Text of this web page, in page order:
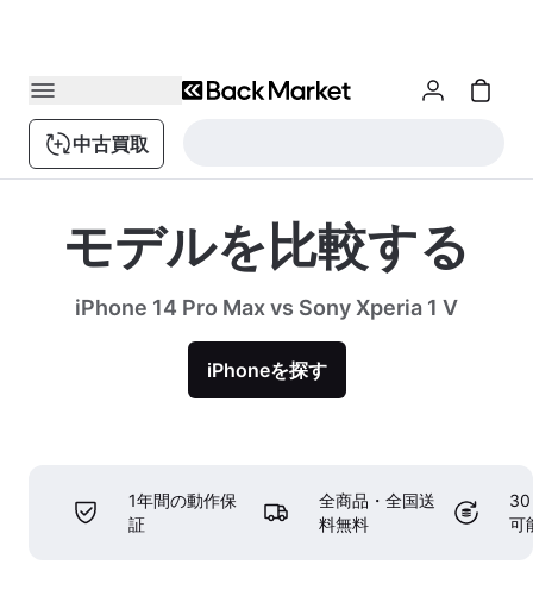
中古買取
モデルを比較する
iPhone 14 Pro Max vs Sony Xperia 1 V
iPhoneを探す
1年間の動作保
証
全商品・全国送
料無料
30
可